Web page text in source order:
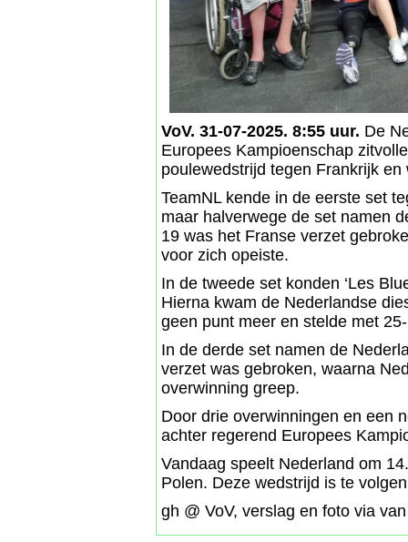
VoV. 31-07-2025. 8:55 uur. De
Europees Kampioenschap
poulewedstrijd tegen Frankrijk
TeamNL kende in de eerste set
maar halverwege de set namen
19 was het Franse verzet
voor zich opeiste.
In de tweede set konden ‘Les
Hierna kwam de Nederlandse
geen punt meer en stelde met
In de derde set namen de
verzet was gebroken, waarna
overwinning greep.
Door drie overwinningen en een
achter regerend Europees
Vandaag speelt Nederland om
Polen. Deze wedstrijd is te
gh @ VoV, verslag en foto via